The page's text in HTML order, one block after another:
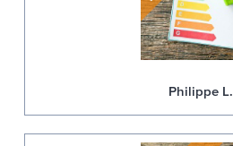
Philippe L.